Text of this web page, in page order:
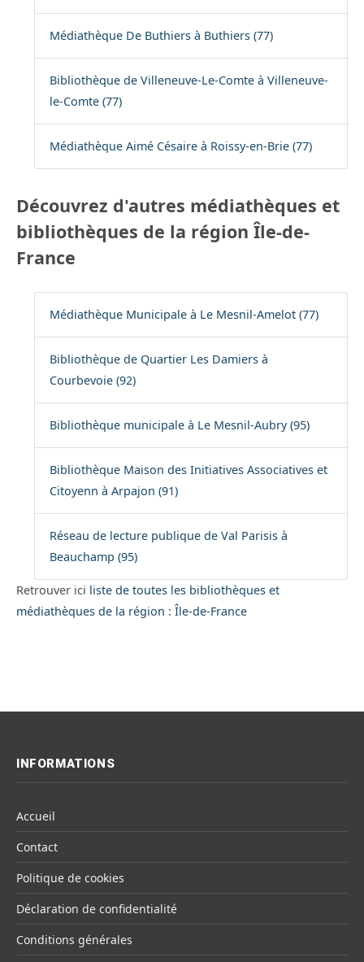
Médiathèque De Buthiers à Buthiers (77)
Bibliothèque de Villeneuve-Le-Comte à Villeneuve-
le-Comte (77)
Médiathèque Aimé Césaire à Roissy-en-Brie (77)
Découvrez d'autres médiathèques et
bibliothèques de la région Île-de-
France
Médiathèque Municipale à Le Mesnil-Amelot (77)
Bibliothèque de Quartier Les Damiers à
Courbevoie (92)
Bibliothèque municipale à Le Mesnil-Aubry (95)
Bibliothèque Maison des Initiatives Associatives et
Citoyenn à Arpajon (91)
Réseau de lecture publique de Val Parisis à
Beauchamp (95)
Retrouver ici liste de toutes les bibliothèques et
médiathèques de la région : Île-de-France
INFORMATIONS
Accueil
Contact
Politique de cookies
Déclaration de confidentialité
Conditions générales